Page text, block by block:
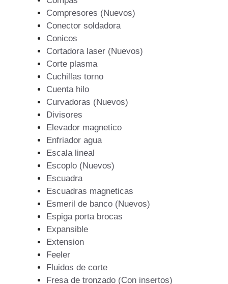
Compresores (Nuevos)
Conector soldadora
Conicos
Cortadora laser (Nuevos)
Corte plasma
Cuchillas torno
Cuenta hilo
Curvadoras (Nuevos)
Divisores
Elevador magnetico
Enfriador agua
Escala lineal
Escoplo (Nuevos)
Escuadra
Escuadras magneticas
Esmeril de banco (Nuevos)
Espiga porta brocas
Expansible
Extension
Feeler
Fluidos de corte
Fresa de tronzado (Con insertos)